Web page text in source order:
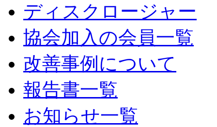
ディスクロージャー
協会加入の会員一覧
改善事例について
報告書一覧
お知らせ一覧